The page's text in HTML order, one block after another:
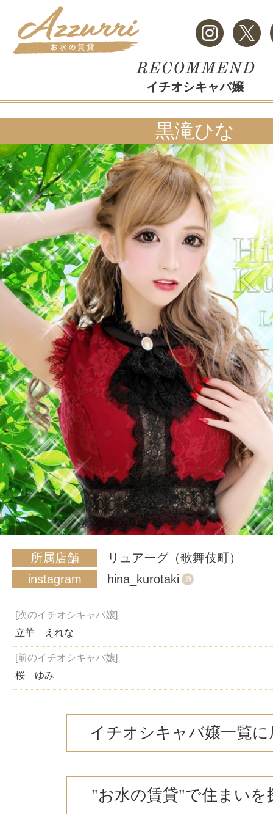
イチオシキャバ嬢
黒滝ひな
所属店舗
リュアーグ（歌舞伎町）
instagram
hina_kurotaki
[次のイチオシキャバ嬢]
立華 えれな
[前のイチオシキャバ嬢]
桜 ゆみ
イチオシキャバ嬢一覧に
"お水の賃貸"で住まいを